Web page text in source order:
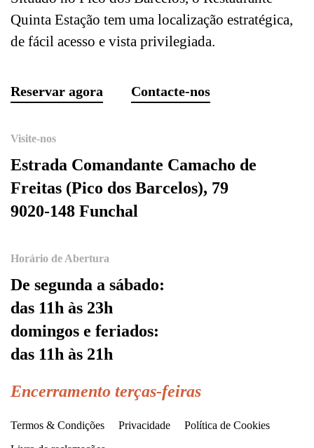
Quinta Estação tem uma localização estratégica,
de fácil acesso e vista privilegiada.
Reservar agora Contacte-nos
Visite-nos
Estrada Comandante Camacho de
Freitas (Pico dos Barcelos), 79
9020-148 Funchal
Horário de Abertura
De segunda a sábado:
das 11h às 23h
domingos e feriados:
das 11h às 21h
Encerramento terças-feiras
Termos & Condições Privacidade
Política de Cookies